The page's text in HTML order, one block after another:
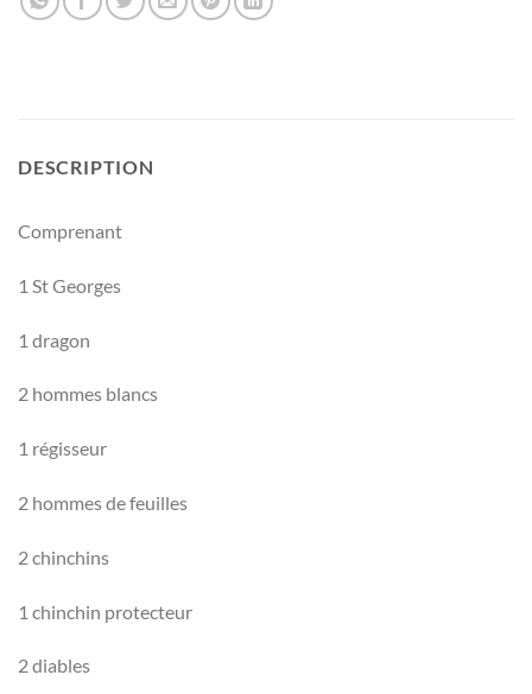
DESCRIPTION
Comprenant
1 St Georges
1 dragon
2 hommes blancs
1 régisseur
2 hommes de feuilles
2 chinchins
1 chinchin protecteur
2 diables